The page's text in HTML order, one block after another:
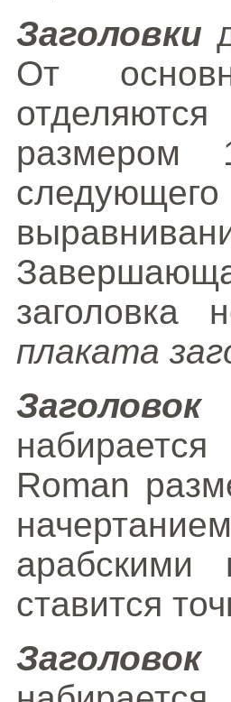
Заголовки
От
заголовка
плаката
Roman
ставится